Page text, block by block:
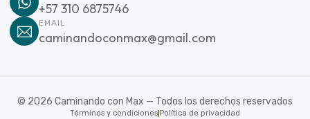
+57 310 6875746
EMAIL
caminandoconmax@gmail.com
© 2026 Caminando con Max — Todos los derechos reservados
Términos y condiciones Política de privacidad